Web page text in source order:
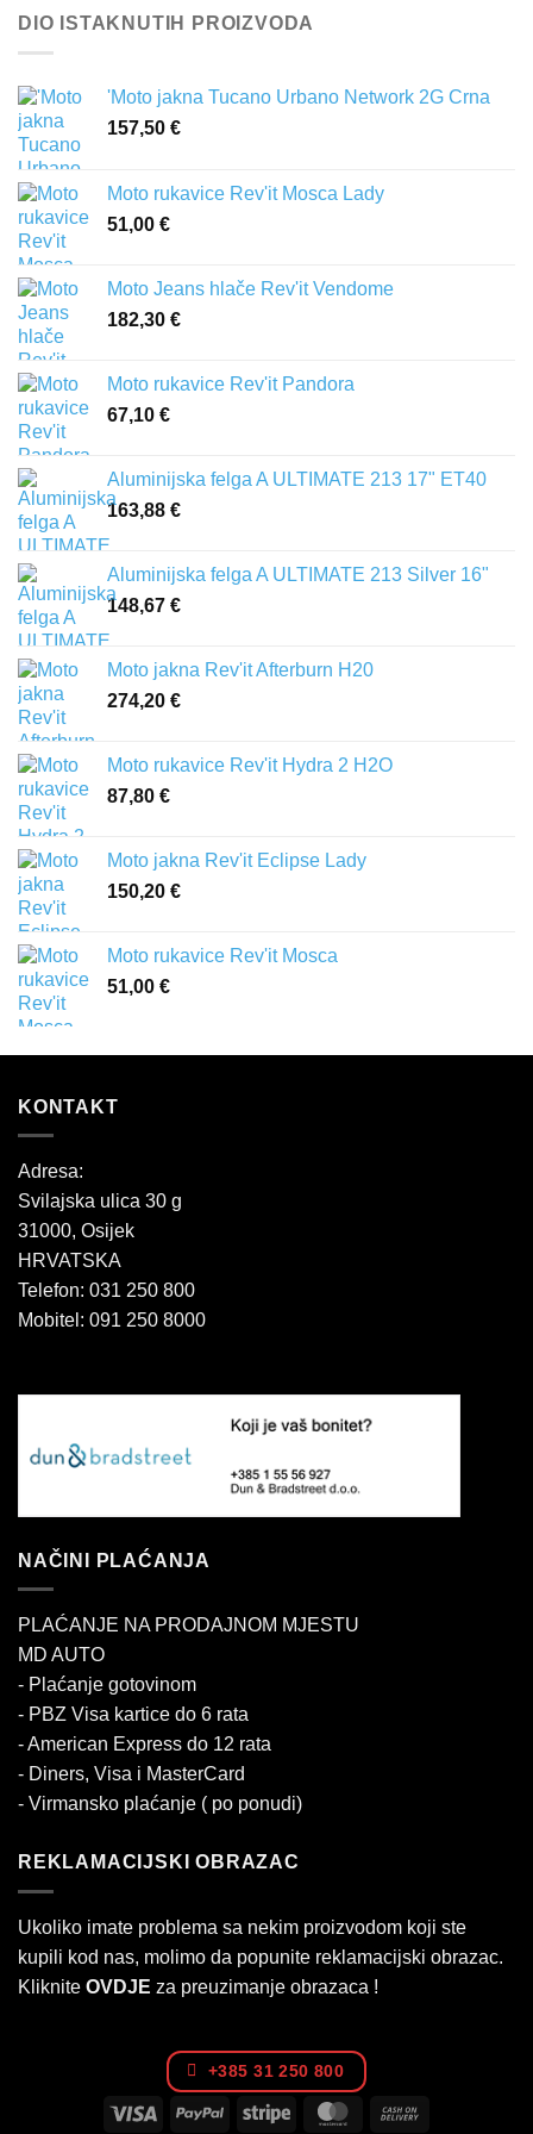
DIO ISTAKNUTIH PROIZVODA
'Moto jakna Tucano Urbano Network 2G Crna
157,50 €
Moto rukavice Rev'it Mosca Lady
51,00 €
Moto Jeans hlače Rev'it Vendome
182,30 €
Moto rukavice Rev'it Pandora
67,10 €
Aluminijska felga A ULTIMATE 213 17" ET40
163,88 €
Aluminijska felga A ULTIMATE 213 Silver 16"
148,67 €
Moto jakna Rev'it Afterburn H20
274,20 €
Moto rukavice Rev'it Hydra 2 H2O
87,80 €
Moto jakna Rev'it Eclipse Lady
150,20 €
Moto rukavice Rev'it Mosca
51,00 €
KONTAKT
Adresa:
Svilajska ulica 30 g
31000, Osijek
HRVATSKA
Telefon: 031 250 800
Mobitel: 091 250 8000
NAČINI PLAĆANJA
PLAĆANJE NA PRODAJNOM MJESTU
MD AUTO
- Plaćanje gotovinom
- PBZ Visa kartice do 6 rata
- American Express do 12 rata
- Diners, Visa i MasterCard
- Virmansko plaćanje ( po ponudi)
REKLAMACIJSKI OBRAZAC
Ukoliko imate problema sa nekim proizvodom koji ste
kupili kod nas, molimo da popunite reklamacijski obrazac.
Kliknite OVDJE za preuzimanje obrazaca !
+385 31 250 800
Visa PayPal Stripe MasterCard